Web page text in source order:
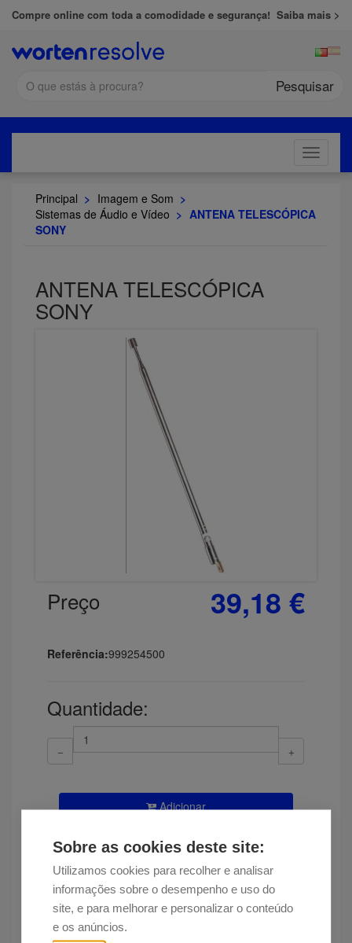
Sobre as cookies deste site:
Utilizamos cookies para recolher e analisar
informações sobre o desempenho e uso do
site, e para melhorar e personalizar o conteúdo
e os anúncios.
Compre online com toda a comodidade e segurança! Saiba mais >
Pesquisar
Toggle
Principal > Imagem e Som >
Sistemas de Áudio e Vídeo > ANTENA TELESCÓPICA
SONY
ANTENA TELESCÓPICA
SONY
Preço 39,18 €
Referência:999254500
Quantidade:
Adicionar
Encontrou esta peça a um preço
mais baixo?